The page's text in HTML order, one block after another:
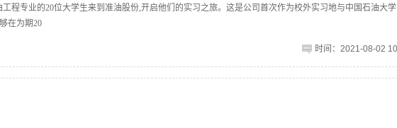
程专业的20位大学生来到准油股份,开启他们的实习之旅。这是公司首次作为校外实习地与中国石油大
在为期20
时间：2021-08-02